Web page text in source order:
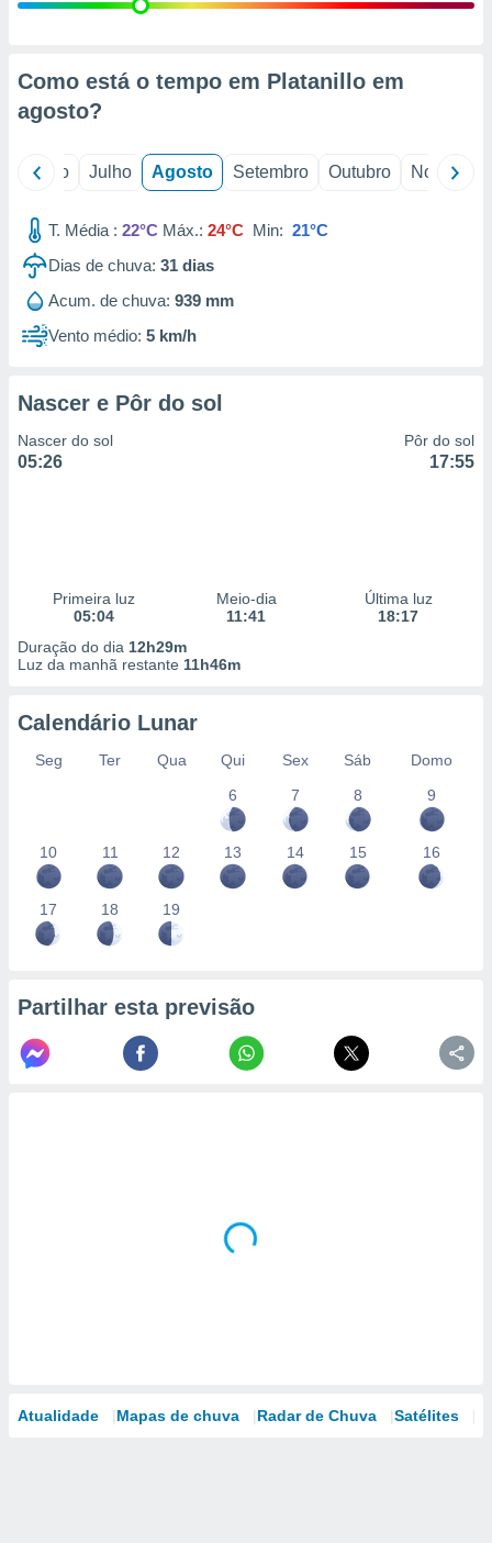
estudos
1199
Como está o tempo em Platanillo em
agosto?
Junho Julho Agosto Setembro Outubro Novembro
T. Média : 22°C Máx.: 24°C Min: 21°C
Dias de chuva: 31 dias
Acum. de chuva: 939 mm
Vento médio: 5 km/h
Nascer e Pôr do sol
Nascer do sol
05:26
Pôr do sol
17:55
Primeira luz
05:04
Meio-dia
11:41
Última luz
18:17
Duração do dia 12h29m
Luz da manhã restante 11h46m
Calendário Lunar
Seg Ter Qua Qui Sex Sáb
Domo
6
7 8 9
10 11 12 13 14 15 16
17 18 19
Partilhar esta previsão
Atualidade Mapas de chuva Radar de Chuva Satélites